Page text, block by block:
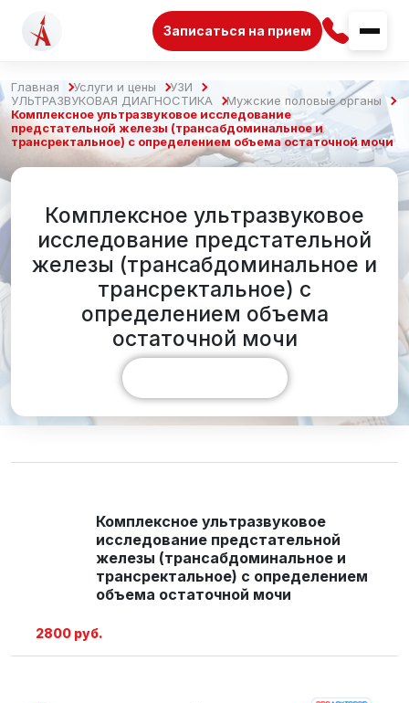
Записаться на прием
Главная Услуги и цены
УЗИ
УЛЬТРАЗВУКОВАЯ ДИАГНОСТИКА
Мужские половые органы
Комплексное ультразвуковое исследование
предстательной железы (трансабдоминальное и
трансректальное) с определением объема остаточной мочи
Комплексное ультразвуковое
исследование предстательной
железы (трансабдоминальное и
трансректальное) с
определением объема
остаточной мочи
Комплексное ультразвуковое
исследование предстательной
железы (трансабдоминальное и
трансректальное) с определением
объема остаточной мочи
2800 руб.